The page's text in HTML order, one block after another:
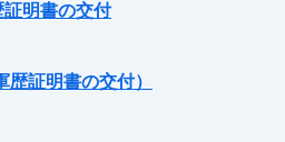
明書の交付
証明書の交付）